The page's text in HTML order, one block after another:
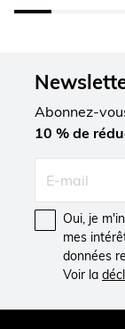
Abonnez-
10 % de
Oui, je
mes
données
Voir la